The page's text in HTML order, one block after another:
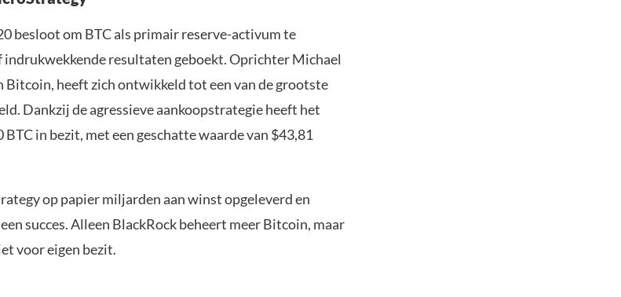
besloot om BTC als primair reserve-activum te
resultaten geboekt. Oprichter Michael
Bitcoin, heeft zich ontwikkeld tot een van de grootste
Dankzij de agressieve aankoopstrategie heeft het
in bezit, met een geschatte waarde van $43,81
op papier miljarden aan winst opgeleverd en
succes. Alleen BlackRock beheert meer Bitcoin, maar
voor eigen bezit.